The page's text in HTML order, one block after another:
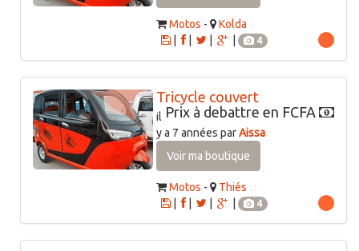
Motos -
Kolda
|
4
Tricycle couvert
Prix à debattre en FCFA
il
y a 7 années parAissa
Voir ma boutique
Motos -
Thiés
|
4